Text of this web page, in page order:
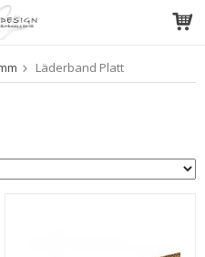
i varukorgen
Läderband Platt